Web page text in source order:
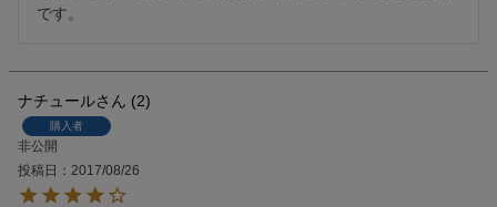
です。
ナチュール 2
購入者
非公開
投稿日
2017/08/26